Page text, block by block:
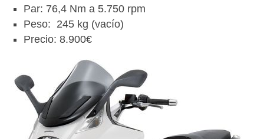
Par: 76,4 Nm a 5.750 rpm
Peso: 245 kg (vacío)
Precio: 8.900€